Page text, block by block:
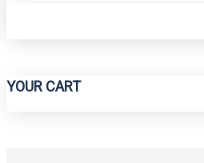
YOUR CART